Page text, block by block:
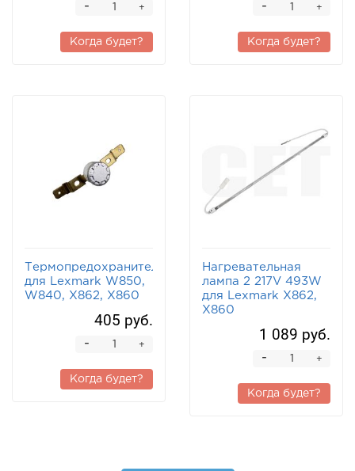
+
-
Когда будет?
+
-
Когда будет?
Термопредохранитель
для Lexmark W850,
W840, X862, X860
405 руб.
+
-
Когда будет?
Нагревательная
лампа 2 217V 493W
для Lexmark X862,
X860
1 089 руб.
+
-
Когда будет?